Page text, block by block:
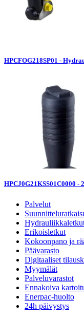
HPCFOG218SP01 -
HPCJ0G21KSS01C0000 -
Palvelut
Erikoisletkut
Kokoonpano ja
Päävarasto
Digitaaliset
Myymälät
Palveluvarastot
Ennakoiva
Enerpac-huolto
24h päivystys